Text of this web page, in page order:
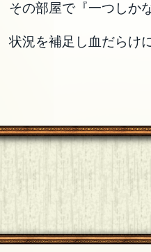
その部屋で『一つしか
状況を補足し血だらけ